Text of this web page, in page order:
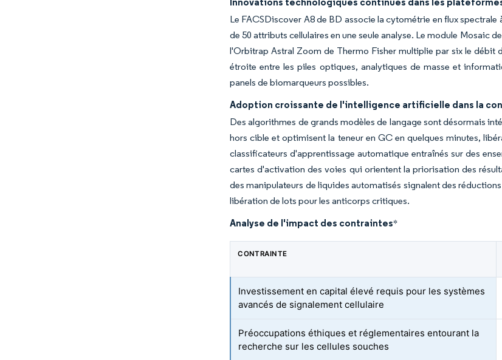
Le FACSDiscover A8 de BD associe la cytométrie en flux
de 50 attributs cellulaires en une seule analyse. Le module Mosaic
l'Orbitrap Astral Zoom de Thermo Fisher multiplie par six le débit
étroite entre les piles optiques, analytiques de masse et
panels de biomarqueurs possibles.
Adoption croissante de l'intelligence artificielle dans la
Des algorithmes de grands modèles de langage sont désormais
hors cible et optimisent la teneur en GC en quelques minutes,
classificateurs d'apprentissage automatique entraînés sur des
cartes d'activation des voies qui orientent la priorisation des
des manipulateurs de liquides automatisés signalent des
libération de lots pour les anticorps critiques.
Analyse de l'impact des contraintes*
CONTRAINTE
Investissement en capital élevé requis pour les systèmes
avancés de signalement cellulaire
Préoccupations éthiques et réglementaires entourant la
recherche sur les cellules souches